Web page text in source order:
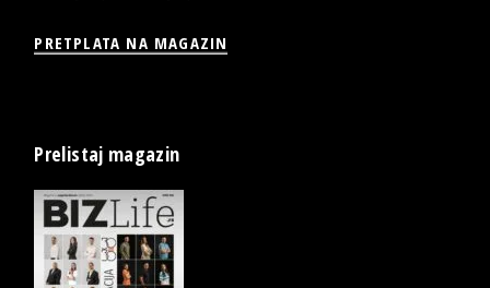
PRETPLATA NA MAGAZIN
Prelistaj magazin